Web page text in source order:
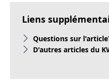
Liens
Questions sur
D'autres articles du